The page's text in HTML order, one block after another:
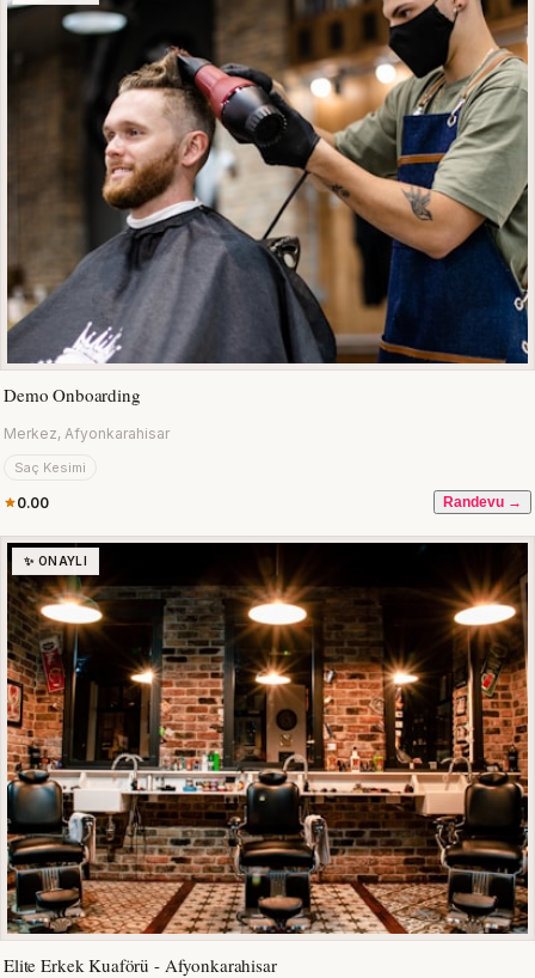
Demo Onboarding
Merkez, Afyonkarahisar
Saç Kesimi
0.00 Randevu →
✨ ONAYLI
Elite Erkek Kuaförü - Afyonkarahisar